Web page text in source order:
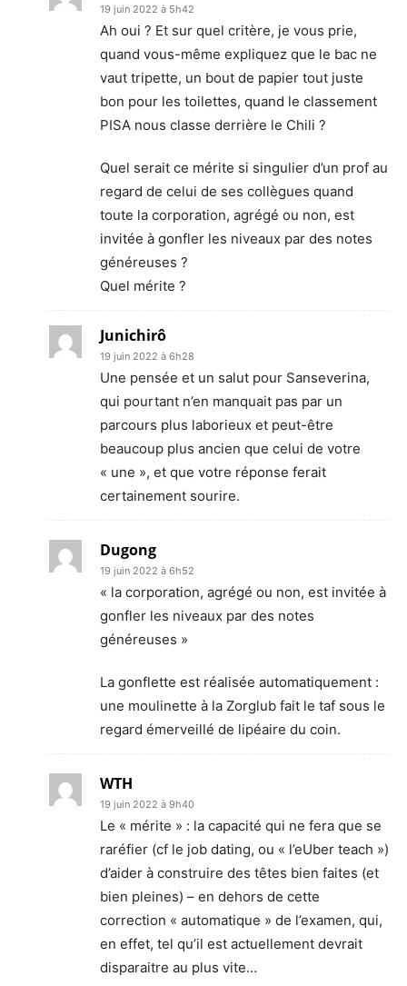
19 juin 2022 à 5h42
Ah oui ? Et sur quel critère, je vous prie,
quand vous-même expliquez que le bac ne
vaut tripette, un bout de papier tout juste
bon pour les toilettes, quand le classement
PISA nous classe derrière le Chili ?
Quel serait ce mérite si singulier d’un prof au
regard de celui de ses collègues quand
toute la corporation, agrégé ou non, est
invitée à gonfler les niveaux par des notes
généreuses ?
Quel mérite ?
Junichirô
19 juin 2022 à 6h28
Une pensée et un salut pour Sanseverina,
qui pourtant n’en manquait pas par un
parcours plus laborieux et peut-être
beaucoup plus ancien que celui de votre
« une », et que votre réponse ferait
certainement sourire.
Dugong
19 juin 2022 à 6h52
« la corporation, agrégé ou non, est invitée à
gonfler les niveaux par des notes
généreuses »
La gonflette est réalisée automatiquement :
une moulinette à la Zorglub fait le taf sous le
regard émerveillé de lipéaire du coin.
WTH
19 juin 2022 à 9h40
Le « mérite » : la capacité qui ne fera que se
raréfier (cf le job dating, ou « l’eUber teach »)
d’aider à construire des têtes bien faites (et
bien pleines) – en dehors de cette
correction « automatique » de l’examen, qui,
en effet, tel qu’il est actuellement devrait
disparaitre au plus vite…